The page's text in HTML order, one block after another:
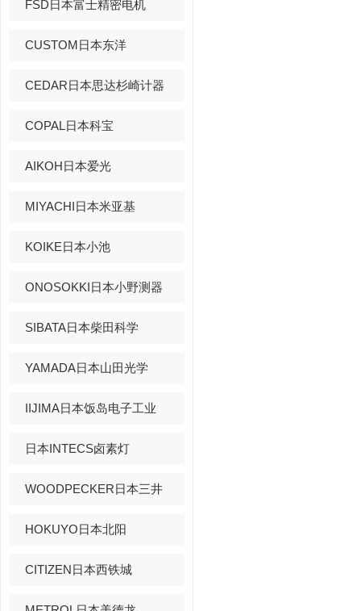
FSD日本富士精密电机
CUSTOM日本东洋
CEDAR日本思达杉崎计器
COPAL日本科宝
AIKOH日本爱光
MIYACHI日本米亚基
KOIKE日本小池
ONOSOKKI日本小野测器
SIBATA日本柴田科学
YAMADA日本山田光学
IIJIMA日本饭岛电子工业
日本INTECS卤素灯
WOODPECKER日本三井
HOKUYO日本北阳
CITIZEN日本西铁城